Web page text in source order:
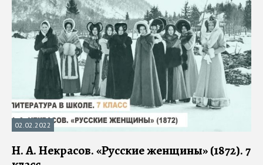
02.02.2022
Н. А. Некрасов. «Русские женщины» (1872). 7